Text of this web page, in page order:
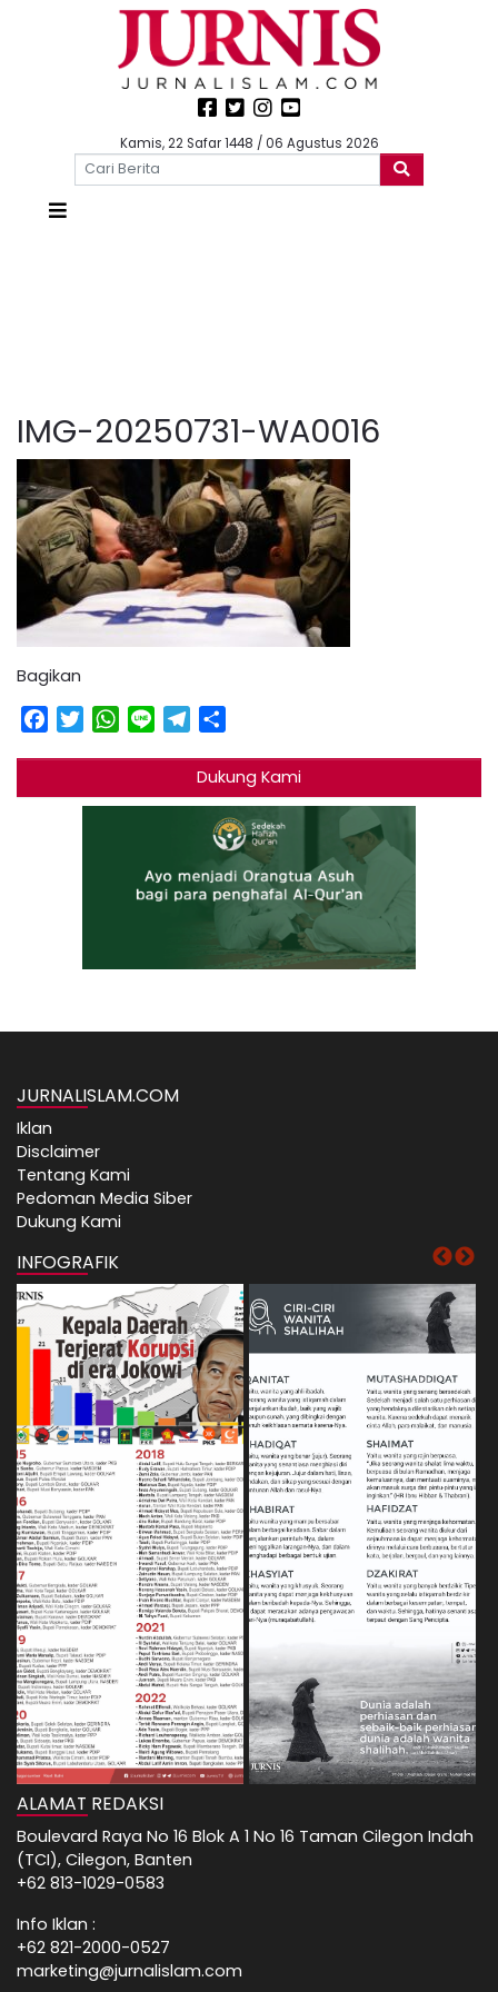
Kamis, 22 Safar 1448 / 06 Agustus 2026
IMG-20250731-WA0016
Bagikan
Facebook
TwitterWhatsApp
Line Telegram
Dukung Kami
JURNALISLAM.COM
Iklan
Disclaimer
Tentang Kami
Pedoman Media Siber
Dukung Kami
INFOGRAFIK
ALAMAT REDAKSI
Boulevard Raya No 16 Blok A 1 No 16 Taman Cilegon Indah
(TCI), Cilegon, Banten
+62 813-1029-0583
Info Iklan :
+62 821-2000-0527
marketing@jurnalislam.com